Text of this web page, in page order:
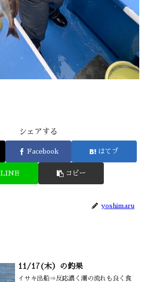
シェアする
Facebook はてブ
LINE コピー
yoshimaru
11/17(木）の釣果
イサキ出船⇒反応濃く潮の流れも良く食